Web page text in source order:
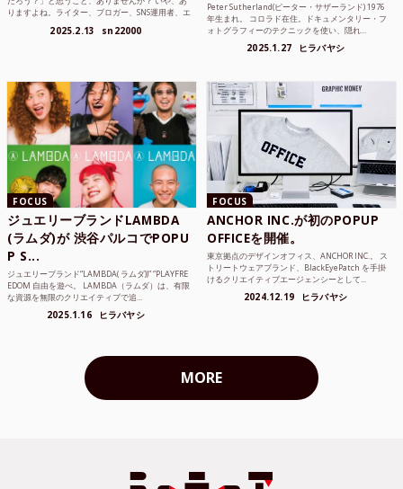
りますよね。ライター、ブロガー、SNS運用者、エ
2025.2.13 sn22000
Peter Sutherland(ピーター・サザーランド) 1976
年生まれ。 コロラド在住。ドキュメンタリー・フ
ォトグラフィーのテクニックを使い、隠れ...
2025.1.27 ヒラバヤシ
FOCUS
ジュエリーブランドLAMBDA
(ラムダ)が 渋谷パルコでPOPU
P S...
ジュエリーブランド“LAMBDA( ラムダ))” “PLAYFRE
EDOM 自由を遊べ。 LAMBDA（ラムダ）は、有限
な資源を無限のクリエイティブで追...
2025.1.16 ヒラバヤシ
FOCUS
ANCHOR INC.が初のPOPUP
OFFICEを開催。
東京拠点のデザインオフィス、ANCHOR INC.。 ス
トリートウェアブランド、BlackEyePatch を手掛
けるクリエイティブエージェンシーとして...
2024.12.19 ヒラバヤシ
MORE